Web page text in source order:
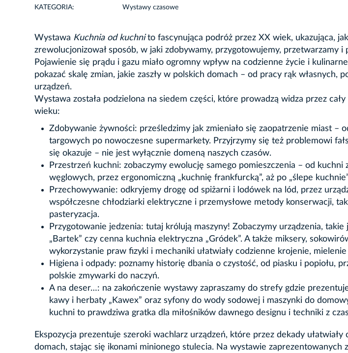
KATEGORIA: Wystawy czasowe
Wystawa Kuchnia od kuchnito fascynująca podróż przez XX wiek, ukazująca,
zrewolucjonizował sposób, w jaki zdobywamy, przygotowujemy, przetwarzamy i
Pojawienie się prądu i gazu miało ogromny wpływ na codzienne życie i
pokazać skalę zmian, jakie zaszły w polskich domach – od pracy rąk własnych,
urządzeń.
Wystawa została podzielona na siedem części, które prowadzą widza przez
wieku:
Zdobywanie żywności: prześledzimy jak zmieniało się zaopatrzenie miast –
targowych po nowoczesne supermarkety. Przyjrzymy się też problemowi
się okazuje – nie jest wyłącznie domeną naszych czasów.
Przestrzeń kuchni: zobaczymy ewolucję samego pomieszczenia – od
węglowych, przez ergonomiczną „kuchnię frankfurcką”, aż po „ślepe
Przechowywanie: odkryjemy drogę od spiżarni i lodówek na lód, przez
współczesne chłodziarki elektryczne i przemysłowe metody konserwacji,
pasteryzacja.
Przygotowanie jedzenia: tutaj królują maszyny! Zobaczymy urządzenia,
„Bartek” czy cenna kuchnia elektryczna „Gródek”. A także miksery,
wykorzystanie praw fizyki i mechaniki ułatwiały codzienne krojenie, mielenie
Higiena i odpady: poznamy historię dbania o czystość, od piasku i popiołu,
polskie zmywarki do naczyń.
A na deser…: na zakończenie wystawy zapraszamy do strefy gdzie
kawy i herbaty „Kawex” oraz syfony do wody sodowej i maszynki do
kuchni to prawdziwa gratka dla miłośników dawnego designu i techniki z
Ekspozycja prezentuje szeroki wachlarz urządzeń, które przez dekady
domach, stając się ikonami minionego stulecia. Na wystawie zaprezentowanych